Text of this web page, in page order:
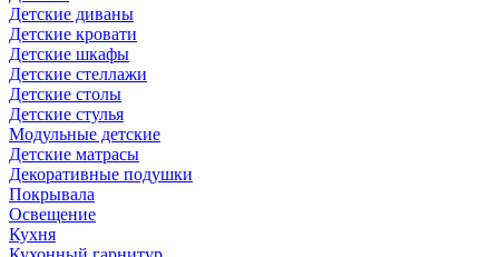
Детские диваны
Детские кровати
Детские шкафы
Детские стеллажи
Детские столы
Детские стулья
Модульные детские
Детские матрасы
Декоративные подушки
Покрывала
Освещение
Кухня